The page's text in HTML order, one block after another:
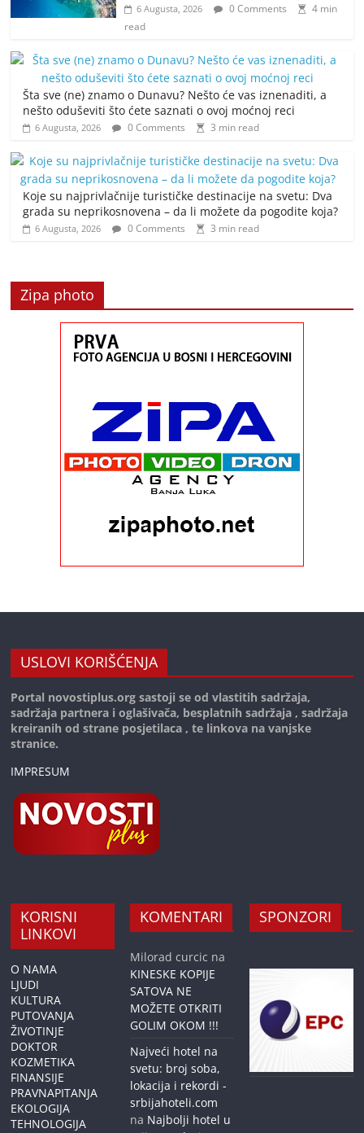
6 Augusta, 2026 0 Comments
4 min
read
Šta sve (ne) znamo o Dunavu? Nešto će vas iznenaditi, a
nešto oduševiti što ćete saznati o ovoj moćnoj reci
6 Augusta, 2026 0 Comments 3 min read
Koje su najprivlačnije turističke destinacije na svetu: Dva
grada su neprikosnovena – da li možete da pogodite koja?
6 Augusta, 2026 0 Comments 3 min read
Zipa photo
USLOVI KORIŠĆENJA
Portal novostiplus.org sastoji se od vlastitih sadržaja,
sadržaja partnera i oglašivača, besplatnih sadržaja , sadržaja
kreiranih od strane posjetilaca , te linkova na vanjske
stranice.
IMPRESUM
KORISNI
LINKOVI
O NAMA
LJUDI
KULTURA
PUTOVANJA
ŽIVOTINJE
DOKTOR
KOZMETIKA
FINANSIJE
PRAVNAPITANJA
EKOLOGIJA
TEHNOLOGIJA
KOMENTARI
Milorad curcic na
KINESKE KOPIJE
SATOVA NE
MOŽETE OTKRITI
GOLIM OKOM !!!
Najveći hotel na
svetu: broj soba,
lokacija i rekordi -
srbijahoteli.com
na Najbolji hotel u
SPONZORI